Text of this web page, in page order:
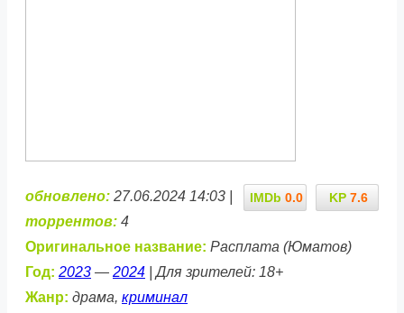
KP 7.6
IMDb 0.0
обновлено: 27.06.2024 14:03 |
торрентов: 4
Оригинальное название: Расплата (Юматов)
Год: 2023 — 2024 | Для зрителей: 18+
Жанр: драма, криминал